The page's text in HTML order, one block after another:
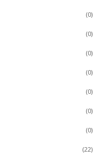
(0)
(0)
(0)
(0)
(0)
(0)
(0)
(22)